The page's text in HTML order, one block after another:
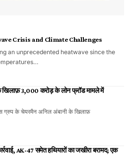
Crisis and Climate Challenges
an unprecedented heatwave since the
₹3,000 करोड़ के लोन फ्रॉड मामले में
ग्रुप के चेयरमैन अनिल अंबानी के खिलाफ़
AK-47 समेत हथियारों का जखीरा बरामद; एक